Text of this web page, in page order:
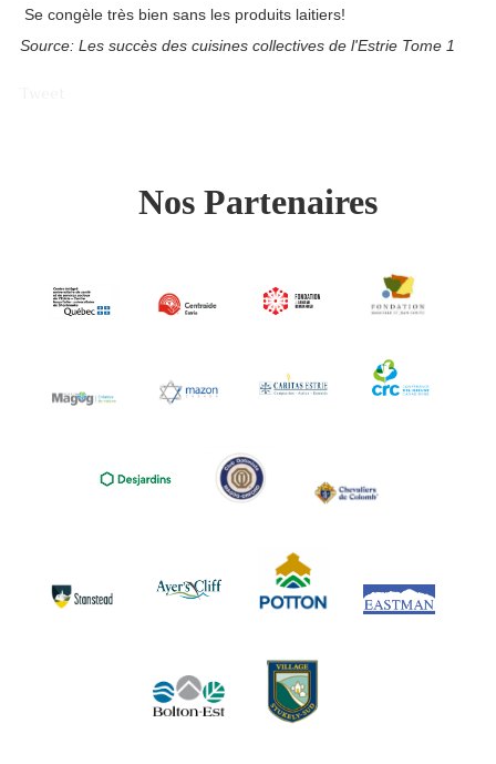
Se congèle très bien sans les produits laitiers!
Source: Les succès des cuisines collectives de l'Estrie Tome 1
Nos Partenaires